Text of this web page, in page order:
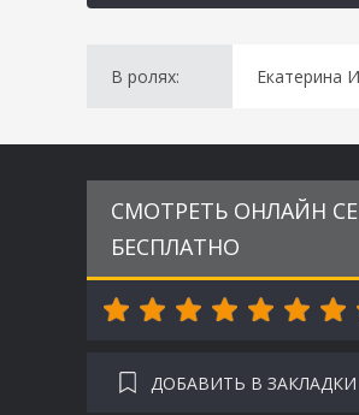
В ролях: Eкaтepинa
СМОТРЕТЬ ОНЛАЙН
БЕСПЛАТНО
ДОБАВИТЬ В ЗАКЛАДКИ